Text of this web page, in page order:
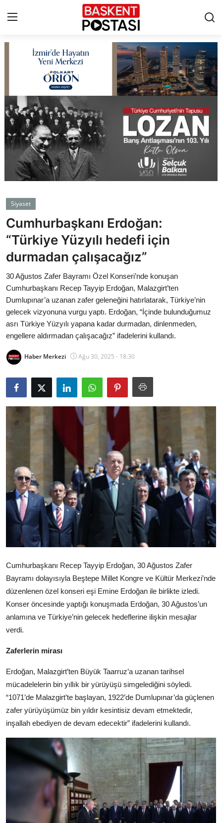
Çerez Politikası
Künye
Ankara
TBMM
Cumhurbaşkanlığı
Bakanlıklar
Siyasi Partiler
Mülki İdare
Toplum ve Yaşam
Sivil Toplum Kuruluşları
Kamu Kurumları ve Üst Kurullar
Resmi Reklamlar
Siyaset
Cumhurbaşkanı Erdoğan:
“Türkiye Yüzyılı hedefi için
durmadan çalışacağız”
30 Ağustos Zafer Bayramı Özel Konseri’nde konuşan
Cumhurbaşkanı Recep Tayyip Erdoğan, Malazgirt’ten
Dumlupınar’a uzanan zafer geleneğini hatırlatarak, Türkiye’nin
gelecek vizyonuna vurgu yaptı. Erdoğan, “İçinde bulunduğumuz
asrı Türkiye Yüzyılı yapana kadar durmadan, dinlenmeden,
engellere aldırmadan çalışacağız” ifadelerini kullandı.
Haber Merkezi Ağu 30, 2025 - 18:30
Cumhurbaşkanı Recep Tayyip Erdoğan, 30 Ağustos Zafer
Bayramı dolayısıyla Beştepe Millet Kongre ve Kültür Merkezi’nde
düzenlenen özel konseri eşi Emine Erdoğan ile birlikte izledi.
Konser öncesinde yaptığı konuşmada Erdoğan, 30 Ağustos’un
anlamına ve Türkiye’nin gelecek hedeflerine ilişkin mesajlar
verdi.
Zaferlerin mirası
Erdoğan, Malazgirt’ten Büyük Taarruz’a uzanan tarihsel
mücadelelerin bin yıllık bir yürüyüşü simgelediğini söyledi.
“1071’de Malazgirt’te başlayan, 1922’de Dumlupınar’da güçlenen
zafer yürüyüşümüz bin yıldır kesintisiz devam etmektedir,
inşallah ebediyen de devam edecektir” ifadelerini kullandı.